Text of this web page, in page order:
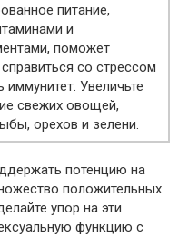
питание,
и
поможет
со стрессом
иммунитет. Увеличьте
свежих овощей,
орехов и зелени.
потенцию на
положительных
упор на эти
функцию с